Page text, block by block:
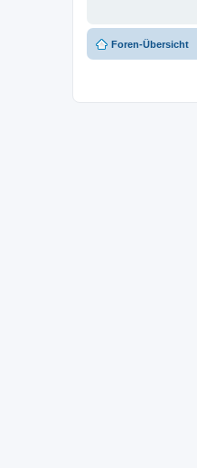
Foren-Übersicht